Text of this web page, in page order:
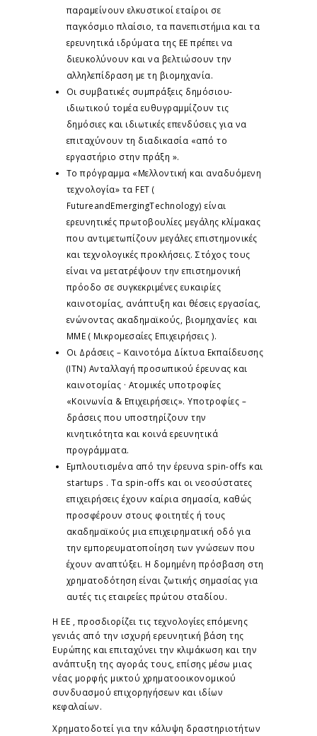
παραμείνουν ελκυστικοί εταίροι σε
παγκόσμιο πλαίσιο, τα πανεπιστήμια και τα
ερευνητικά ιδρύματα της ΕΕ πρέπει να
διευκολύνουν και να βελτιώσουν την
αλληλεπίδραση με τη βιομηχανία.
Οι συμβατικές συμπράξεις δημόσιου-
ιδιωτικού τομέα ευθυγραμμίζουν τις
δημόσιες και ιδιωτικές επενδύσεις για να
επιταχύνουν τη διαδικασία «από το
εργαστήριο στην πράξη ».
Το πρόγραμμα «Μελλοντική και αναδυόμενη
τεχνολογία» τα FET (
FutureandEmergingTechnology) είναι
ερευνητικές πρωτοβουλίες μεγάλης κλίμακας
που αντιμετωπίζουν μεγάλες επιστημονικές
και τεχνολογικές προκλήσεις. Στόχος τους
είναι να μετατρέψουν την επιστημονική
πρόοδο σε συγκεκριμένες ευκαιρίες
καινοτομίας, ανάπτυξη και θέσεις εργασίας,
ενώνοντας ακαδημαϊκούς, βιομηχανίες και
ΜΜΕ ( Μικρομεσαίες Επιχειρήσεις ).
Οι Δράσεις – Καινοτόμα Δίκτυα Εκπαίδευσης
(ITN) Ανταλλαγή προσωπικού έρευνας και
καινοτομίας · Ατομικές υποτροφίες
«Κοινωνία & Επιχειρήσεις». Υποτροφίες –
δράσεις που υποστηρίζουν την
κινητικότητα και κοινά ερευνητικά
προγράμματα.
Εμπλουτισμένα από την έρευνα spin-offs και
startups . Τα spin-offs και οι νεοσύστατες
επιχειρήσεις έχουν καίρια σημασία, καθώς
προσφέρουν στους φοιτητές ή τους
ακαδημαϊκούς μια επιχειρηματική οδό για
την εμπορευματοποίηση των γνώσεων που
έχουν αναπτύξει. Η δομημένη πρόσβαση στη
χρηματοδότηση είναι ζωτικής σημασίας για
αυτές τις εταιρείες πρώτου σταδίου.
Η ΕΕ , προσδιορίζει τις τεχνολογίες επόμενης
γενιάς από την ισχυρή ερευνητική βάση της
Ευρώπης και επιταχύνει την κλιμάκωση και την
ανάπτυξη της αγοράς τους, επίσης μέσω μιας
νέας μορφής μικτού χρηματοοικονομικού
συνδυασμού επιχορηγήσεων και ιδίων
κεφαλαίων.
Χρηματοδοτεί για την κάλυψη δραστηριοτήτων